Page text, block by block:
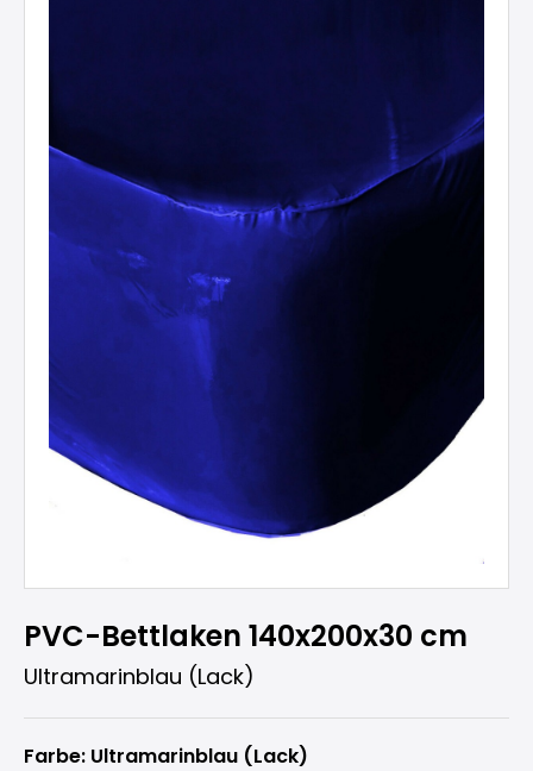
PVC-Bettlaken 140x200x30 cm
Ultramarinblau (Lack)
Farbe: Ultramarinblau (Lack)